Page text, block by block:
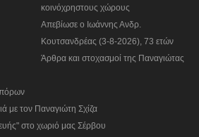
κοινόχρηστους χώρους
Απεβίωσε ο Ιωάννης Ανδρ.
Κουτσανδρέας (3-8-2026), 73 ετών
Άρθρα και στοχασμοί της Παναγιώτας
πόρων
με τον Παναγιώτη Σχίζα
στο χωριό μας Σέρβου